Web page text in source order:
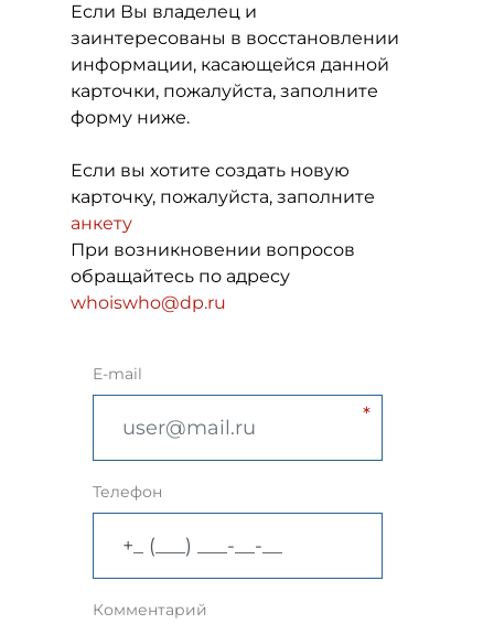
Если Вы владелец и
заинтересованы в восстановлении
информации, касающейся данной
карточки, пожалуйста, заполните
форму ниже.
Если вы хотите создать новую
карточку, пожалуйста, заполните
анкету
При возникновении вопросов
обращайтесь по адресу
whoiswho@dp.ru
E-mail
Телефон
Комментарий